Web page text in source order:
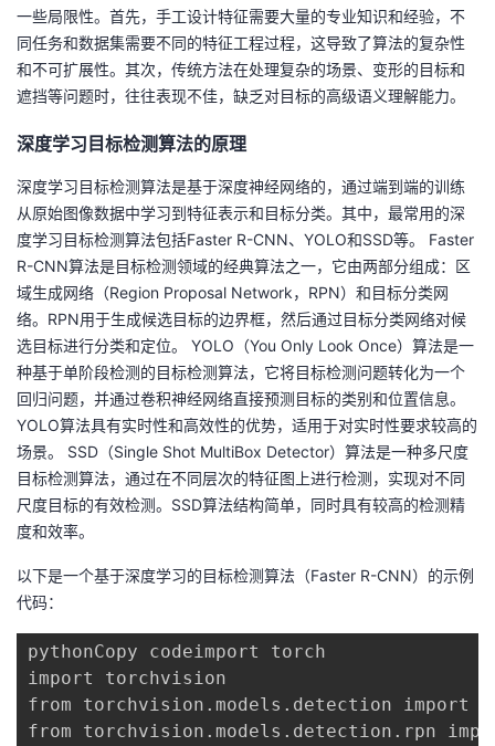
坛
圈
子
的
直
我
的
我
注
的
课
我
的
我
验
收
技
术
的
云
议
一些局限性。首先，手工设计特征需要大量的专业知识和经验，不
同任务和数据集需要不同的特征工程过程，这导致了算法的复杂性
和不可扩展性。其次，传统方法在处理复杂的场景、变形的目标和
遮挡等问题时，往往表现不佳，缺乏对目标的高级语义理解能力。
深度学习目标检测算法的原理
深度学习目标检测算法是基于深度神经网络的，通过端到端的训练
从原始图像数据中学习到特征表示和目标分类。其中，最常用的深
度学习目标检测算法包括Faster R-CNN、YOLO和SSD等。 Faster
R-CNN算法是目标检测领域的经典算法之一，它由两部分组成：区
域生成网络（Region Proposal Network，RPN）和目标分类网
络。RPN用于生成候选目标的边界框，然后通过目标分类网络对候
选目标进行分类和定位。 YOLO（You Only Look Once）算法是一
种基于单阶段检测的目标检测算法，它将目标检测问题转化为一个
回归问题，并通过卷积神经网络直接预测目标的类别和位置信息。
YOLO算法具有实时性和高效性的优势，适用于对实时性要求较高的
场景。 SSD（Single Shot MultiBox Detector）算法是一种多尺度
目标检测算法，通过在不同层次的特征图上进行检测，实现对不同
尺度目标的有效检测。SSD算法结构简单，同时具有较高的检测精
度和效率。
以下是一个基于深度学习的目标检测算法（Faster R-CNN）的示例
代码：
pythonCopy codeimport torch
import torchvision
from torchvision.models.detection import
from torchvision.models.detection.rpn